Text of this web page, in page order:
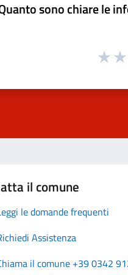
sono chiare le
il comune
le domande frequenti
Assistenza
il comune +39 0342